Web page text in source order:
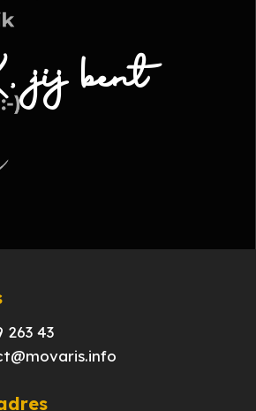
bent
263 43